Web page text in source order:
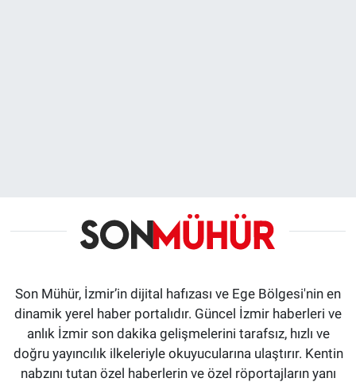
Son Mühür, İzmir’in dijital hafızası ve Ege Bölgesi'nin en
dinamik yerel haber portalıdır. Güncel İzmir haberleri ve
anlık İzmir son dakika gelişmelerini tarafsız, hızlı ve
doğru yayıncılık ilkeleriyle okuyucularına ulaştırır. Kentin
nabzını tutan özel haberlerin ve özel röportajların yanı